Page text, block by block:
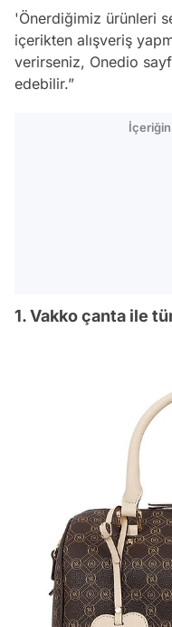
'Önerdiğimiz ürünleri
içerikten alışveriş
verirseniz, Onedio
edebilir.”
İçeriğin
1. Vakko çanta ile